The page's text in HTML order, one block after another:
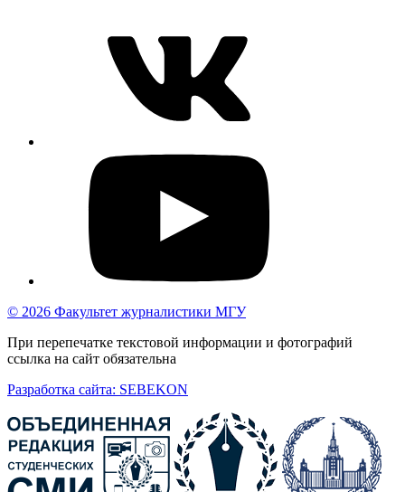
© 2026 Факультет журналистики МГУ
При перепечатке текстовой информации и фотографий
ссылка на сайт обязательна
Разработка сайта: SEBEKON